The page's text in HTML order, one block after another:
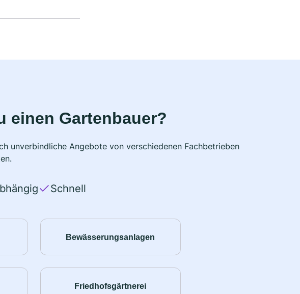
einen Gartenbauer?
unverbindliche Angebote von verschiedenen Fachbetrieben
Schnell
Bewässerungsanlagen
Friedhofsgärtnerei